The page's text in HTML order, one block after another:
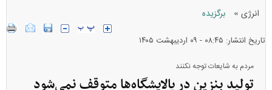
انرژی » برگزیده
تاریخ انتشار: ۰۸:۴۵ - ۰۹ ارديبهشت ۱۴۰۵
مردم به شایعات توجه نکنند
تولید بنزین در پالایشگاه‌ها متوقف نمی‌شود